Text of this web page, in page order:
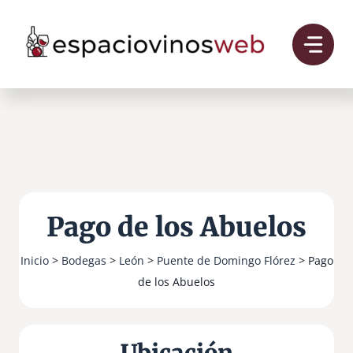
contenido
Pago de los Abuelos
Inicio> Bodegas > León > Puente de Domingo Flórez > Pago
de los Abuelos